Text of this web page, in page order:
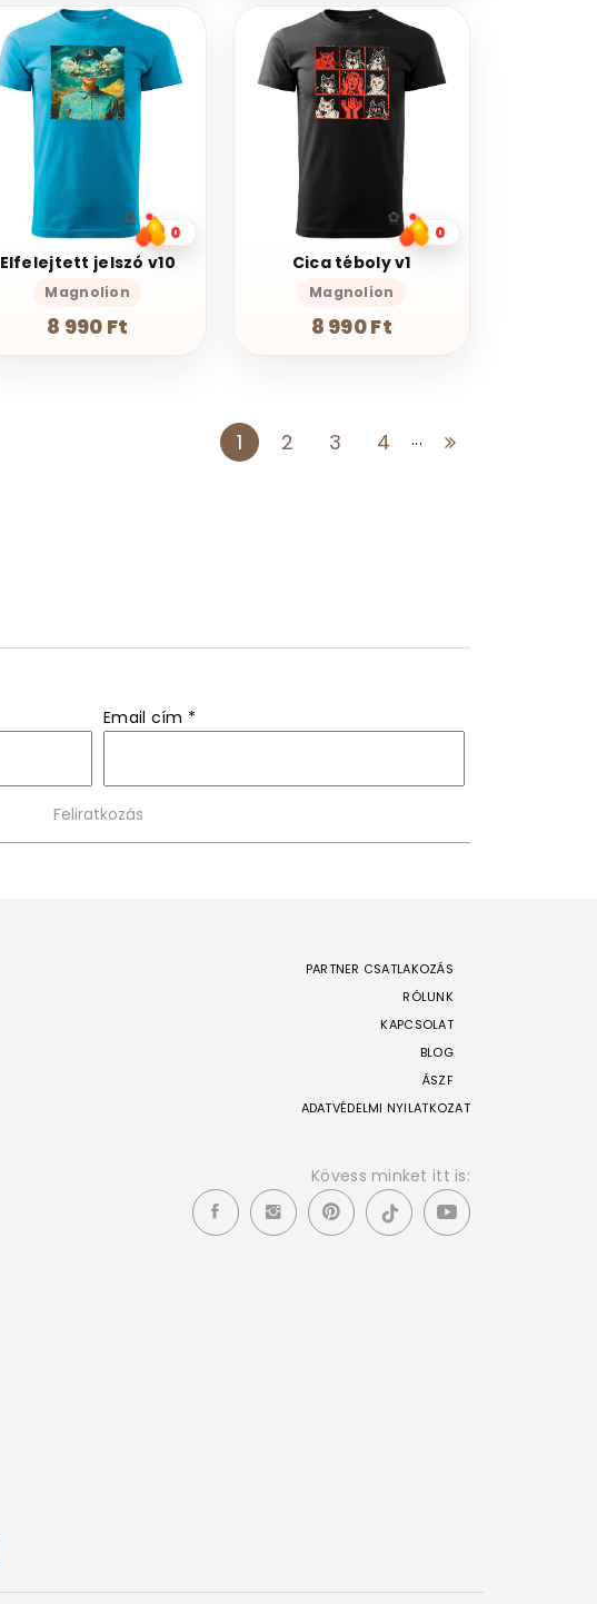
0
Elfelejtett jelszó v10
Magnolion
8 990 Ft
0
Cica téboly v1
Magnolion
8 990 Ft
1 2 3 4 ...
Email cím *
PARTNER CSATLAKOZÁS
RÓLUNK
KAPCSOLAT
BLOG
ÁSZF
ADATVÉDELMI NYILATKOZAT
Kövess minket itt is: